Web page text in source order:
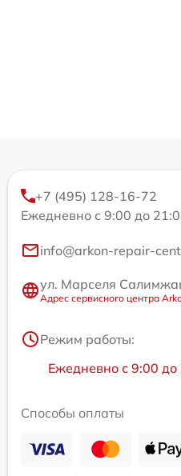
+7 (495) 128-16-72
Ежедневно с 9:00 до
info@arkon-repair-
ул. Марселя
Адрес сервисного центра
Режим работы:
Ежедневно с 9:00 до
Способы оплаты